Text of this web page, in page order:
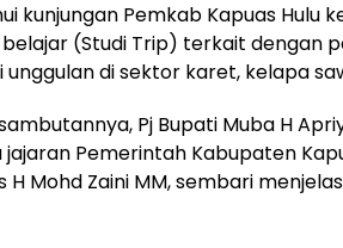
kunjungan Pemkab Kapuas Hulu
(Studi Trip) terkait dengan
unggulan di sektor karet, kelapa
Pj Bupati Muba H
Pemerintah Kabupaten
H Mohd Zaini MM, sembari